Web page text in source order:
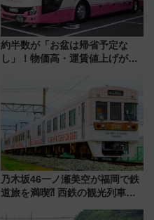
約半数が「お盆は帰省予定な
し」！物価高・運賃値上げが財
りたいけど……【WILLER お盆
乃木坂46一ノ瀬美空が福岡で鉄
道旅を満喫⁈ 西鉄の観光列車